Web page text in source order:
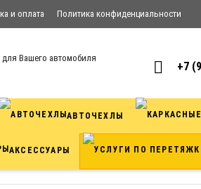
и оплата Политика конфиденциальности
+7
АВТОЧЕХЛЫ
АКСЕССУАРЫ